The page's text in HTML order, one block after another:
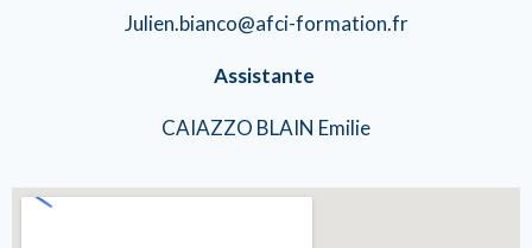
Julien.bianco@afci-formation.fr
Assistante
CAIAZZO BLAIN Emilie